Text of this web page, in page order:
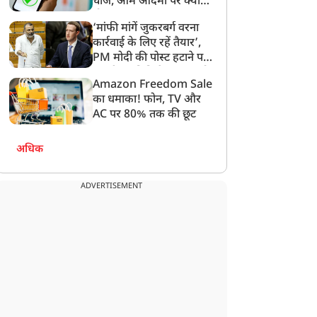
‘मांफी मांगें जुकरबर्ग वरना
कार्रवाई के लिए रहें तैयार’,
PM मोदी की पोस्ट हटाने पर
लगाई फटकार
Amazon Freedom Sale
का धमाका! फोन, TV और
AC पर 80% तक की छूट
अधिक
ADVERTISEMENT